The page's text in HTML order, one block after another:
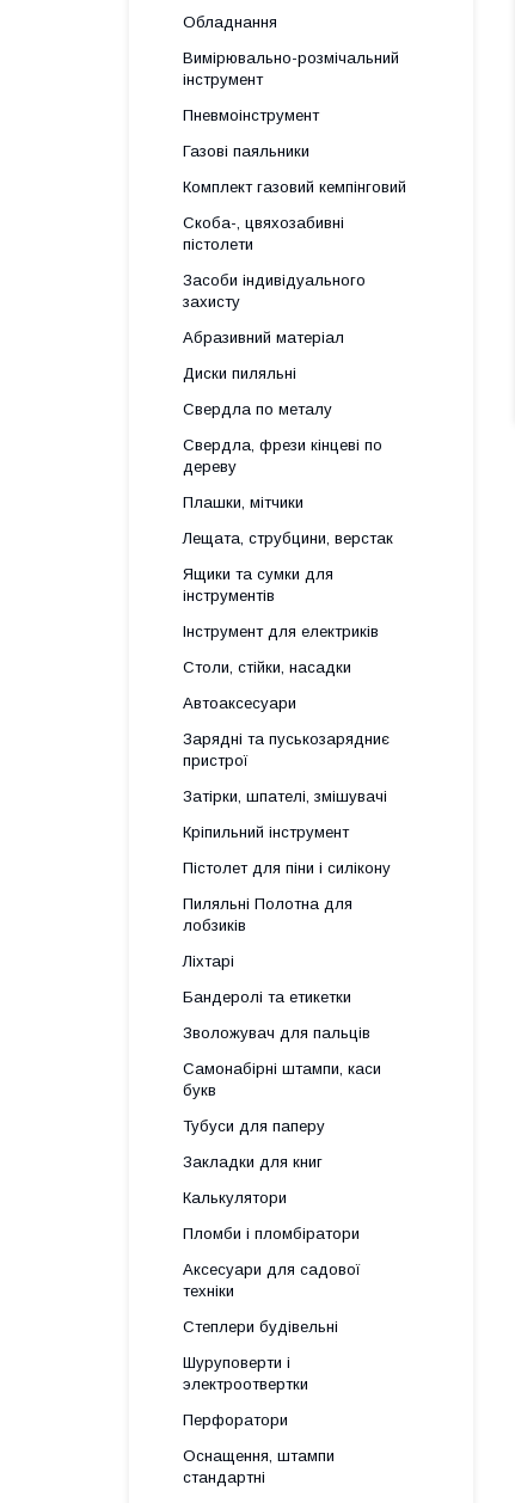
Обладнання
Вимірювально-розмічальний
інструмент
Пневмоінструмент
Газові паяльники
Комплект газовий кемпінговий
Скоба-, цвяхозабивні
пістолети
Засоби індивідуального
захисту
Абразивний матеріал
Диски пиляльні
Свердла по металу
Свердла, фрези кінцеві по
дереву
Плашки, мітчики
Лещата, струбцини, верстак
Ящики та сумки для
інструментів
Інструмент для електриків
Столи, стійки, насадки
Автоаксесуари
Зарядні та пуськозарядниє
пристрої
Затірки, шпателі, змішувачі
Кріпильний інструмент
Пістолет для піни і силікону
Пиляльні Полотна для
лобзиків
Ліхтарі
Бандеролі та етикетки
Зволожувач для пальців
Самонабірні штампи, каси
букв
Тубуси для паперу
Закладки для книг
Калькулятори
Пломби і пломбіратори
Аксесуари для садової
техніки
Степлери будівельні
Шуруповерти і
электроотвертки
Перфоратори
Оснащення, штампи
стандартні